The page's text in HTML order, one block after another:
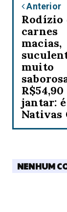
Anterior
Rodízio
carnes
macias,
muito
jantar:
NENHUM